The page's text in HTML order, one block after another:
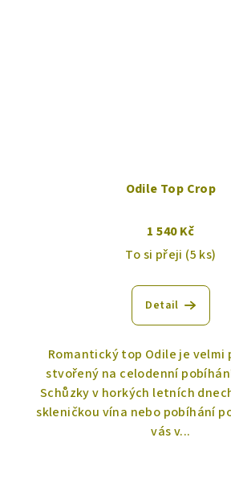
Odile Top Crop
1 540 Kč
To si přeji (5 ks)
Detail
Romantický top Odile je velmi
stvořený na celodenní
Schůzky v horkých letních
skleničkou vína nebo pobíhání
vás v...